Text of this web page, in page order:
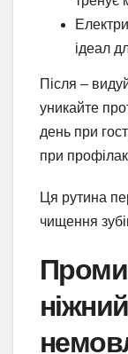
ідеал
Після –
уникайте
день при
при
Ця рутина
чищення